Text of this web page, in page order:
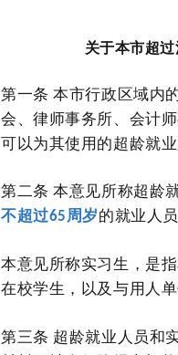
关于本市超
第一条 本市行政区域内
会、律师事务所、会计
可以为其使用的超龄就
第二条 本意见所称超龄
不超过65周岁的就业人
本意见所称实习生，是指
在校学生，以及与用人
第三条 超龄就业人员和